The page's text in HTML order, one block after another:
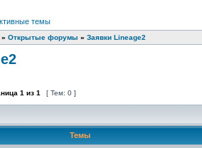
темы
» Открытые форумы » Заявки Lineage2
1 из 1 [ Тем: 0 ]
Темы